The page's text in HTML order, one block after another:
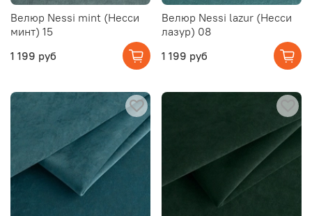
Велюр Nessi mint (Несси
минт) 15
1 199 руб
Велюр Nessi lazur (Несси
лазур) 08
1 199 руб